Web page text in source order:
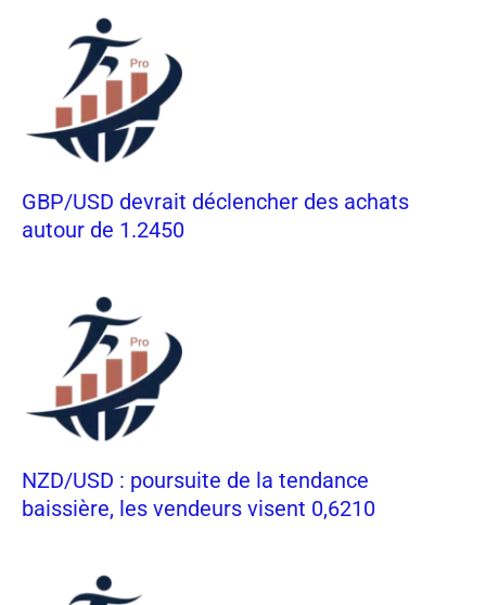
GBP/USD devrait déclencher des achats
autour de 1.2450
NZD/USD : poursuite de la tendance
baissière, les vendeurs visent 0,6210